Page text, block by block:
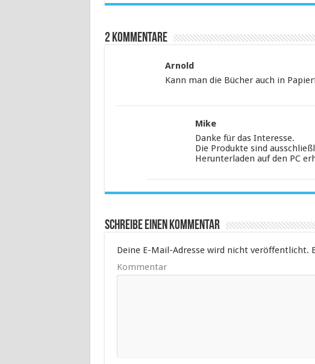
2 Kommentare
Arnold
Kann man die Bücher auch in
Mike
Danke für das Interesse.
Die Produkte sind
Herunterladen auf den PC
Schreibe einen Kommentar
Deine E-Mail-Adresse wird nicht veröffentlicht.
Kommentar